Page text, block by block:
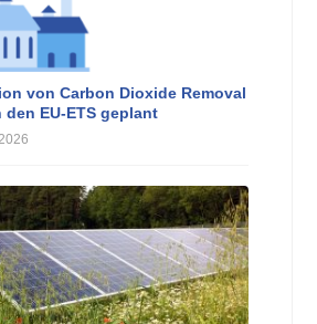
von Carbon Dioxide Removal
den EU-ETS geplant